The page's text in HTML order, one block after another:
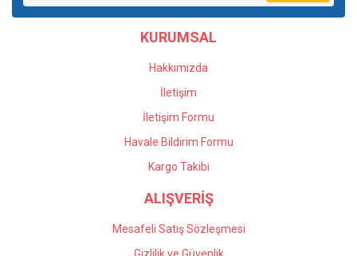
Ürün bilgilerinde hatalar bulunuyor.
Ürün fiyatı diğer sitelerden daha pahalı.
Gönder
KURUMSAL
Hakkımızda
İletişim
İletişim Formu
Havale Bildirim Formu
Kargo Takibi
ALIŞVERİŞ
Mesafeli Satış Sözleşmesi